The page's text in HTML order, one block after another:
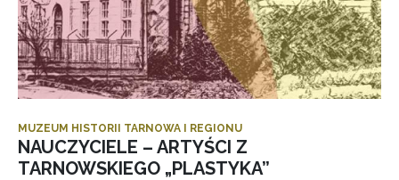
MUZEUM HISTORII TARNOWA I REGIONU
NAUCZYCIELE – ARTYŚCI Z
TARNOWSKIEGO „PLASTYKA”